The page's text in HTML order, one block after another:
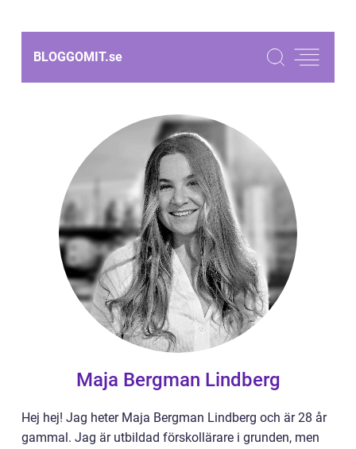
BLOGGOMIT.se
Maja Bergman Lindberg
Hej hej! Jag heter Maja Bergman Lindberg och är 28 år
gammal. Jag är utbildad förskollärare i grunden, men